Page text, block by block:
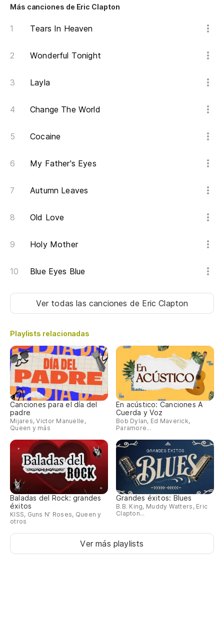
Más canciones de Eric Clapton
Tears In Heaven
Wonderful Tonight
Layla
Change The World
Cocaine
My Father's Eyes
Autumn Leaves
Old Love
Holy Mother
Blue Eyes Blue
Ver todas las canciones de Eric Clapton
Playlists relacionadas
Canciones para el día del
padre
Mijares, Victor Manuelle,
Queen y más
En acústico: Canciones A
Cuerda y Voz
Bob Dylan, Ed Maverick,
Paramore...
Baladas del Rock: grandes
éxitos
KISS, Guns N' Roses, Queen y
otros
Grandes éxitos: Blues
B.B. King, Muddy Watters, Eric
Clapton...
Ver más playlists